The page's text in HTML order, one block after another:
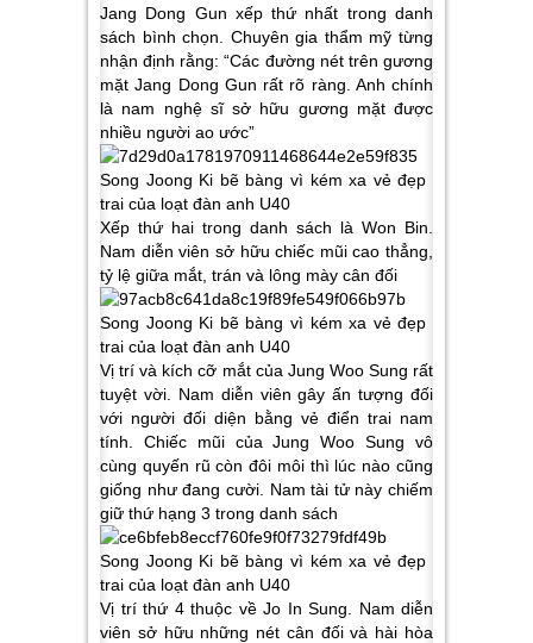
Jang Dong Gun xếp thứ nhất trong danh
sách bình chọn. Chuyên gia thẩm mỹ từng
nhận định rằng: “Các đường nét trên gương
mặt Jang Dong Gun rất rõ ràng. Anh chính
là nam nghệ sĩ sở hữu gương mặt được
nhiều người ao ước”
Xếp thứ hai trong danh sách là Won Bin.
Nam diễn viên sở hữu chiếc mũi cao thẳng,
tỷ lệ giữa mắt, trán và lông mày cân đối
Vị trí và kích cỡ mắt của Jung Woo Sung rất
tuyệt vời. Nam diễn viên gây ấn tượng đối
với người đối diện bằng vẻ điển trai nam
tính. Chiếc mũi của Jung Woo Sung vô
cùng quyến rũ còn đôi môi thì lúc nào cũng
giống như đang cười. Nam tài tử này chiếm
giữ thứ hạng 3 trong danh sách
Vị trí thứ 4 thuộc về Jo In Sung. Nam diễn
viên sở hữu những nét cân đối và hài hòa